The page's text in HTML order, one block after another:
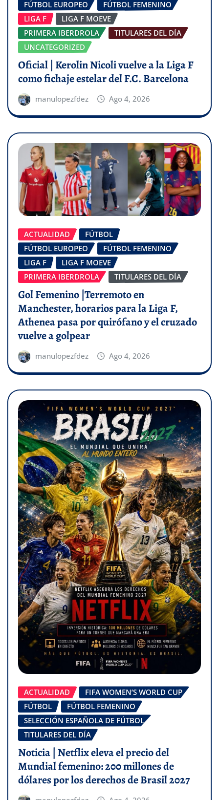
FÚTBOL EUROPEO
FÚTBOL FEMENINO
LIGA F
LIGA F MOEVE
PRIMERA IBERDROLA
TITULARES DEL DÍA
UNCATEGORIZED
Oficial | Kerolin Nicoli vuelve a la Liga F
como fichaje estelar del F.C. Barcelona
manulopezfdez Ago 4, 2026
ACTUALIDAD
FÚTBOL
FÚTBOL EUROPEO
FÚTBOL FEMENINO
LIGA F
LIGA F MOEVE
PRIMERA IBERDROLA
TITULARES DEL DÍA
Gol Femenino |Terremoto en
Manchester, horarios para la Liga F,
Athenea pasa por quirófano y el cruzado
vuelve a golpear
manulopezfdez Ago 4, 2026
ACTUALIDAD
FIFA WOMEN’S WORLD CUP
FÚTBOL
FÚTBOL FEMENINO
SELECCIÓN ESPAÑOLA DE FÚTBOL
TITULARES DEL DÍA
Noticia | Netflix eleva el precio del
Mundial femenino: 200 millones de
dólares por los derechos de Brasil 2027